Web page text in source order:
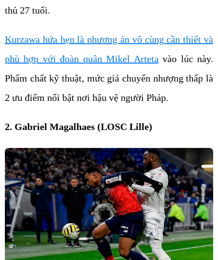
thủ 27 tuổi.
Kurzawa hứa hẹn là phương án vô cùng cần thiết và
phù hợp với đoàn quân Mikel Arteta vào lúc này.
Phẩm chất kỹ thuật, mức giá chuyển nhượng thấp là
2 ưu điểm nổi bật nơi hậu vệ người Pháp.
2. Gabriel Magalhaes (LOSC Lille)